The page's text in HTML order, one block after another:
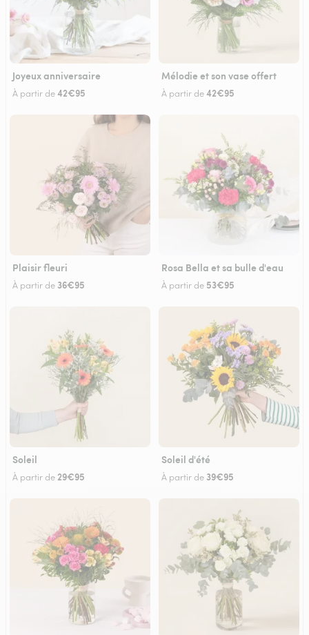
Joyeux anniversaire
À partir de42€95
Mélodie et son vase offert
À partir de42€95
Plaisir fleuri
À partir de 36€95
Rosa Bella et sa bulle d'eau
À partir de 53€95
Soleil
À partir de29€95
Soleil d'été
À partir de 39€95